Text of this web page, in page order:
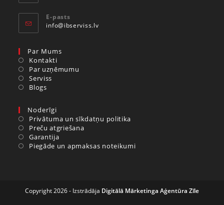
E-pasts
info@ibserviss.lv
Par Mums
Kontakti
Par uzņēmumu
Serviss
Blogs
Noderīgi
Privātuma un sīkdatņu politika
Preču atgriešana
Garantija
Piegāde un apmaksas noteikumi
Copyright 2026 - Izstrādāja Digitālā Mārketinga Aģentūra Zīle